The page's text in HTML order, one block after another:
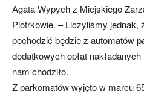
Agata Wypych z Miejskiego
Piotrkowie. – Liczyliśmy jednak,
pochodzić będzie z automatów
dodatkowych opłat
nam chodziło.
Z parkomatów wyjęto w marcu